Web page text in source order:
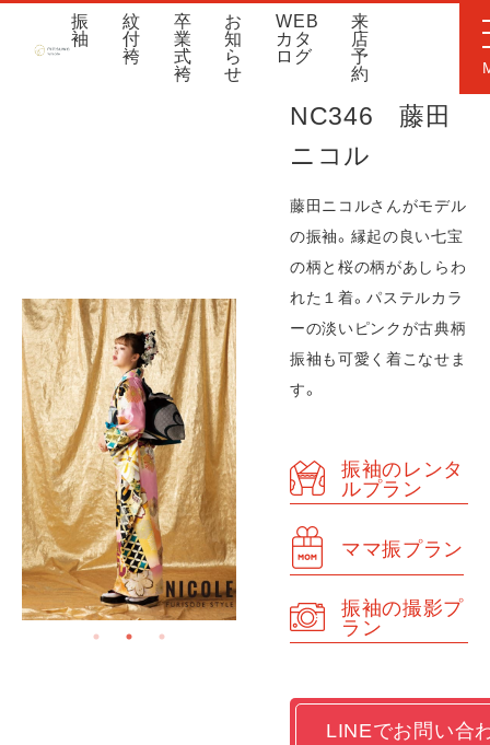
振
袖
紋
付
袴
卒
業
式
袴
お
知
ら
せ
WEB
カタ
ログ
来
店
予
約
NC346 藤田
ニコル
藤田ニコルさんがモデル
の振袖。縁起の良い七宝
の柄と桜の柄があしらわ
れた１着。パステルカラ
ーの淡いピンクが古典柄
振袖も可愛く着こなせま
す。
振袖のレンタ
ルプラン
ママ振プラン
振袖の撮影プ
ラン
LINEでお問い合